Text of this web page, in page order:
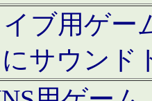
ブ用ゲー
にサウン